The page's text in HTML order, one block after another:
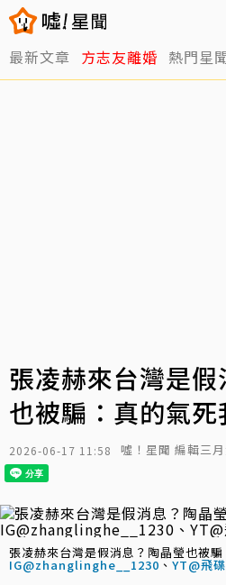
最新文章 方志友離婚 熱門星
張凌赫來台灣是
也被騙：真的氣死
2026-06-17 11:58 噓！星聞 編輯三
張凌赫來台灣是假消息？陶晶瑩也被騙
IG@zhanglinghe__1230、YT@飛